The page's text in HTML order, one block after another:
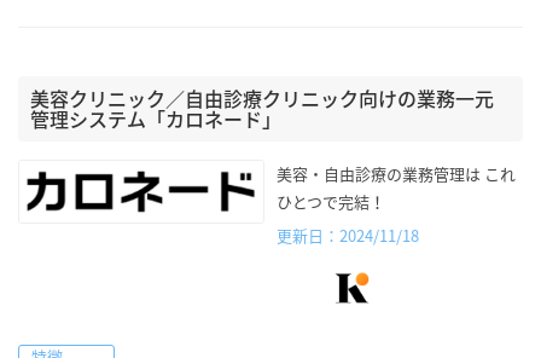
美容クリニック／自由診療クリニック向けの業務一元
管理システム「カロネード」
美容・自由診療の業務管理は これ
ひとつで完結！
更新日：2024/11/18